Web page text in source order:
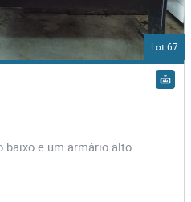
Lot 67
baixo e um armário alto